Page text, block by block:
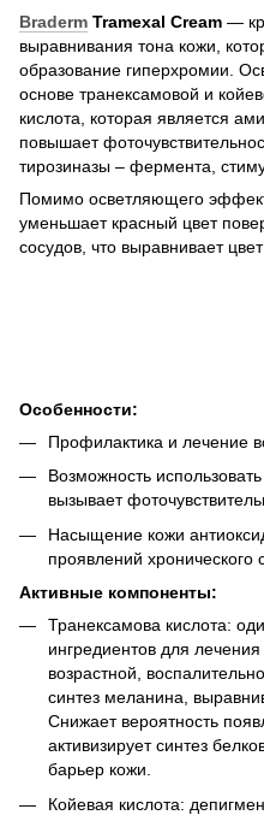
Braderm Tramexal Cream —
выравнивания тона кожи,
образование гиперхромии.
основе транексамовой и
кислота, которая является
повышает
тирозиназы – фермента,
Помимо осветляющего
уменьшает красный цвет
сосудов, что выравнивает цвет
Особенности:
Профилактика и лечение
Возможность
вызывает
Насыщение кожи
проявлений хронического
Активные компоненты:
Транексамова кислота:
ингредиентов для
возрастной,
синтез меланина,
Снижает вероятность
активизирует синтез
барьер кожи.
Койевая кислота: